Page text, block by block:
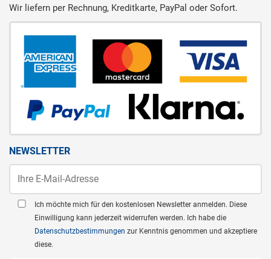
Wir liefern per Rechnung, Kreditkarte, PayPal oder Sofort.
NEWSLETTER
Ich möchte mich für den kostenlosen Newsletter anmelden. Diese
Einwilligung kann jederzeit widerrufen werden. Ich habe die
Datenschutzbestimmungen zur Kenntnis genommen und akzeptiere
diese.